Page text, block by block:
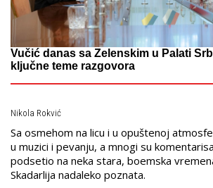
Vučić danas sa Zelenskim u Palati
ključne teme razgovora
Nikola Rokvić
Sa osmehom na licu i u opuštenoj
u muzici i pevanju, a mnogi su
podsetio na neka stara, boemska
Skadarlija nadaleko poznata.